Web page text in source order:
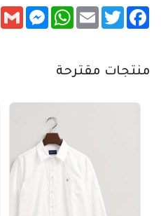
Facebook
Twitter
Email
WhatsApp
Messenger
Gmail
منتجات مقترحة